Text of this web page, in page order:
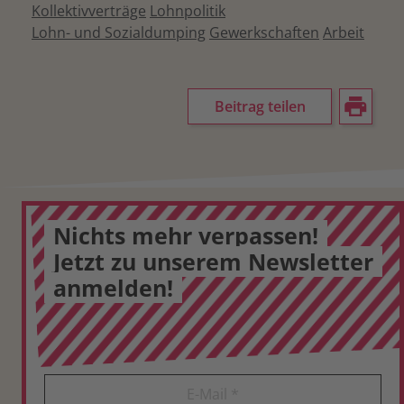
Kollektivverträge Lohnpolitik
Lohn- und Sozialdumping Gewerkschaften Arbeit
Beitrag teilen
Nichts mehr verpassen!
Jetzt zu unserem Newsletter
anmelden!